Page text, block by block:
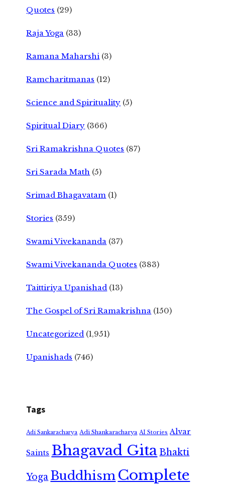
Quotes (29)
Raja Yoga (33)
Ramana Maharshi (3)
Ramcharitmanas (12)
Science and Spirituality (5)
Spiritual Diary (366)
Sri Ramakrishna Quotes (87)
Sri Sarada Math (5)
Srimad Bhagavatam (1)
Stories (359)
Swami Vivekananda (37)
Swami Vivekananda Quotes (383)
Taittiriya Upanishad (13)
The Gospel of Sri Ramakrishna (150)
Uncategorized (1,951)
Upanishads (746)
Tags
Adi Sankaracharya Adi Shankaracharya AI Stories Alvar
Saints Bhagavad GitaBhakti
Yoga Buddhism Complete